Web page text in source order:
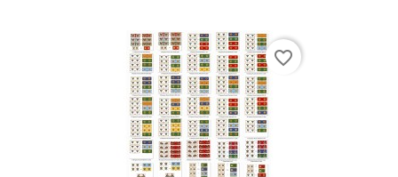
favorite_border